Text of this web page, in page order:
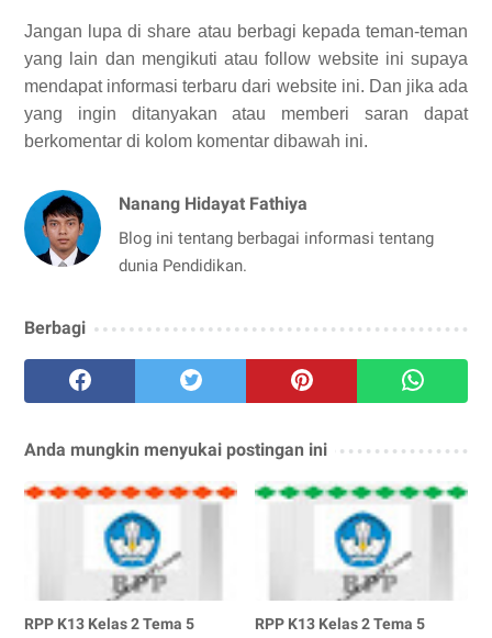
Jangan lupa di share atau berbagi kepada teman-teman
yang lain dan mengikuti atau follow website ini supaya
mendapat informasi terbaru dari website ini. Dan jika ada
yang ingin ditanyakan atau memberi saran dapat
berkomentar di kolom komentar dibawah ini.
Nanang Hidayat Fathiya
Blog ini tentang berbagai informasi tentang
dunia Pendidikan.
Berbagi
Anda mungkin menyukai postingan ini
RPP K13 Kelas 2 Tema 5 RPP K13 Kelas 2 Tema 5